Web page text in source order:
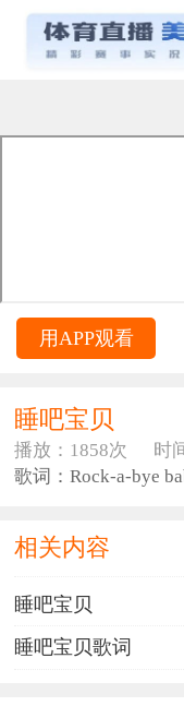
用APP观看
睡吧宝贝
播放：1858次
时
歌词：Rock-a-bye
the cradle will rock
the cradle will fall
and down will come
cradle and all
相关内容
睡吧宝贝
睡吧宝贝歌词